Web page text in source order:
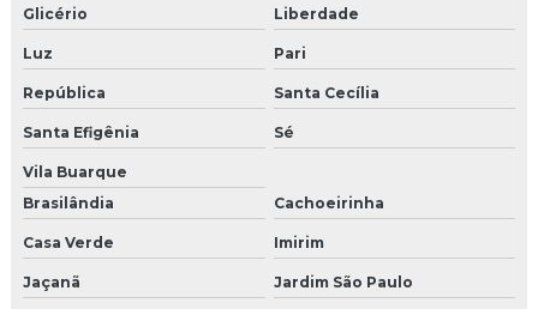
Manutenção de elevador
Manutenção de elevador comercial
Manutenção elevador condomínio
Manutenção de elevador residencial
Manutenção de elevador residencial em são paulo
Glicério Liberdade
Luz Pari
República Santa Cecília
Santa Efigênia Sé
Vila Buarque
Brasilândia
Cachoeirinha
Casa Verde Imirim
Jaçanã Jardim São Paulo